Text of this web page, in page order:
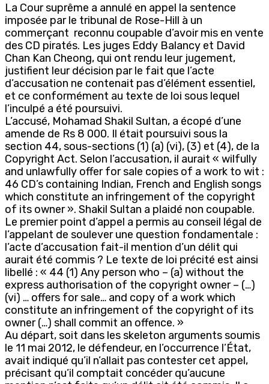
La Cour suprême a annulé en appel la sentence
imposée par le tribunal de Rose-Hill à un
commerçant reconnu coupable d’avoir mis en vente
des CD piratés. Les juges Eddy Balancy et David
Chan Kan Cheong, qui ont rendu leur jugement,
justifient leur décision par le fait que l’acte
d’accusation ne contenait pas d’élément essentiel,
et ce conformément au texte de loi sous lequel
l’inculpé a été poursuivi.
L’accusé, Mohamad Shakil Sultan, a écopé d’une
amende de Rs 8 000. Il était poursuivi sous la
section 44, sous-sections (1) (a) (vi), (3) et (4), de la
Copyright Act. Selon l’accusation, il aurait « wilfully
and unlawfully offer for sale copies of a work to wit :
46 CD’s containing Indian, French and English songs
which constitute an infringement of the copyright
of its owner ». Shakil Sultan a plaidé non coupable.
Le premier point d’appel a permis au conseil légal de
l’appelant de soulever une question fondamentale :
l’acte d’accusation fait-il mention d’un délit qui
aurait été commis ? Le texte de loi précité est ainsi
libellé : « 44 (1) Any person who – (a) without the
express authorisation of the copyright owner – (…)
(vi) … offers for sale… and copy of a work which
constitute an infringement of the copyright of its
owner (…) shall commit an offence. »
Au départ, soit dans les skeleton arguments soumis
le 11 mai 2012, le défendeur, en l’occurrence l’État,
avait indiqué qu’il n’allait pas contester cet appel,
précisant qu’il comptait concéder qu’aucune